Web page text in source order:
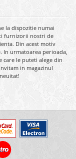
la dispozitie numai
furnizorii nostri de
Din acest motiv
In urmatoarea perioada,
le puteti alege din
in magazinul